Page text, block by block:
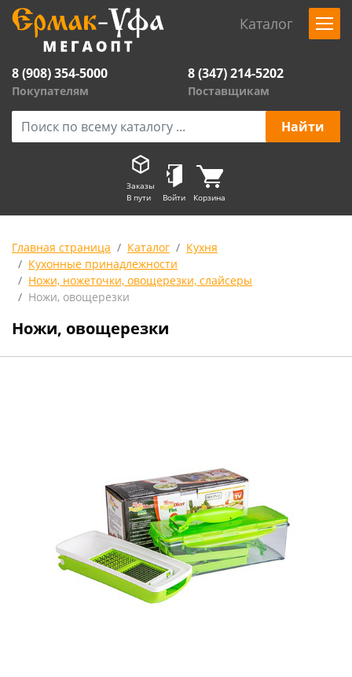
Каталог
8 (908) 354-5000
Покупателям
8 (347) 214-5202
Поставщикам
Заказы
В пути
Войти Корзина
Главная страница Каталог
Кухня
Кухонные принадлежности
Ножи, ножеточки, овощерезки, слайсеры
Ножи, овощерезки
Ножи, овощерезки